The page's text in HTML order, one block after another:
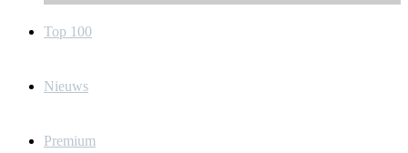
Top 100
Nieuws
Premium